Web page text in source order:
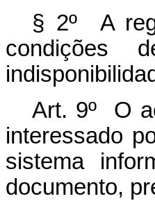
§ 2º A
condições
Art. 9º O
interessado
sistema
documento,